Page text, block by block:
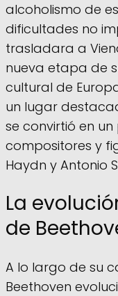
alcoholismo de
dificultades no
trasladara a
nueva etapa de
cultural de
un lugar
se convirtió en
compositores y
Haydn y Antonio
La
de
A lo largo de su
Beethoven